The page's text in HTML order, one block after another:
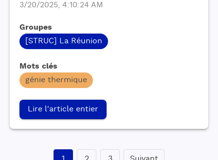
3/20/2025, 4:10:24 AM
Groupes
[STRUC] La Réunion
Mots clés
génie thermique
Lire l'article entier